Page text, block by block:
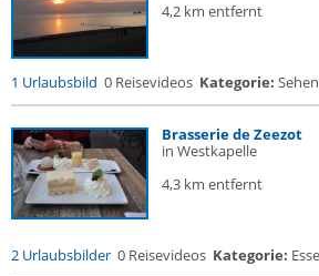
4,2 km entfernt
1 Urlaubsbild 0 Reisevideos Kategorie:
Brasserie de Zeezot
in Westkapelle
4,3 km entfernt
2 Urlaubsbilder 0 Reisevideos Kategorie: